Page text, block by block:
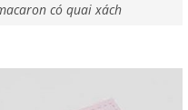
có quai xách